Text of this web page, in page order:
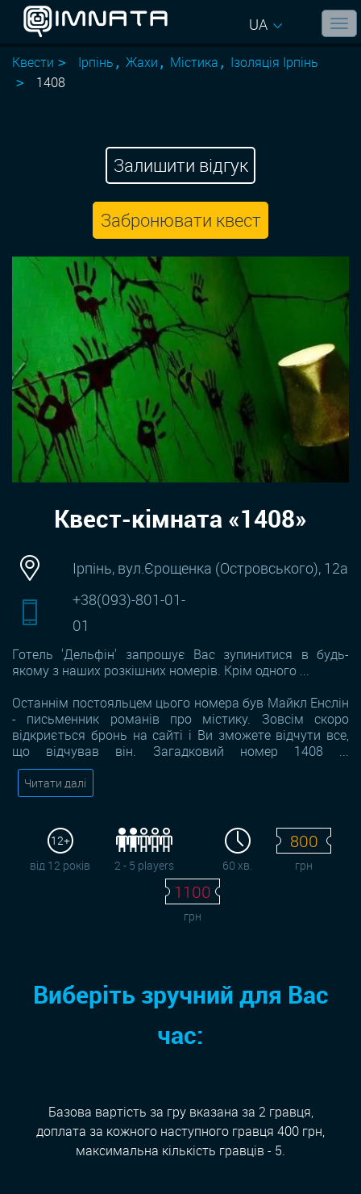
UA
Квести Ірпінь Жахи Містика
Ізоляція Ірпінь
1408
Залишити відгук
Забронювати квест
Квест-кімната «1408»
Ірпінь, вул.Єрощенка (Островського), 12а
+38(093)-801-01-
01
Готель 'Дельфін' запрошує Вас зупинитися в будь-
якому з наших розкішних номерів. Крім одного ...
Останнім постояльцем цього номера був Майкл Енслін
- письменник романів про містику. Зовсім скоро
відкриється бронь на сайті і Ви зможете відчути все,
що відчував він. Загадковий номер 1408 ...
Читати далі
12+
від 12 років
2 - 5 players 60 хв.
800
грн
1100
грн
Виберіть зручний для Вас
час:
Базова вартість за гру вказана за 2 гравця,
доплата за кожного наступного гравця 400 грн,
максимальна кількість гравців - 5.